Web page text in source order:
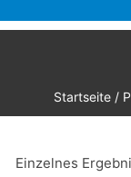
Startseite /
Einzelnes